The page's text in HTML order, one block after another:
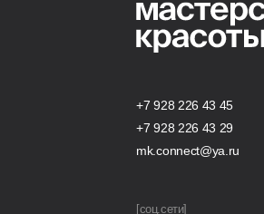
+7 928 226 43 29
mk.connect@ya.ru
+7 928 226 43 45
[соц.сети]